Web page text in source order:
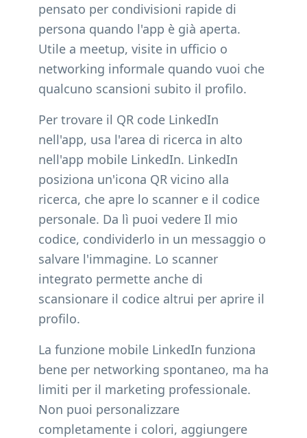
pensato per condivisioni rapide di
persona quando l'app è già aperta.
Utile a meetup, visite in ufficio o
networking informale quando vuoi che
qualcuno scansioni subito il profilo.
Per trovare il QR code LinkedIn
nell'app, usa l'area di ricerca in alto
nell'app mobile LinkedIn. LinkedIn
posiziona un'icona QR vicino alla
ricerca, che apre lo scanner e il codice
personale. Da lì puoi vedere Il mio
codice, condividerlo in un messaggio o
salvare l'immagine. Lo scanner
integrato permette anche di
scansionare il codice altrui per aprire il
profilo.
La funzione mobile LinkedIn funziona
bene per networking spontaneo, ma ha
limiti per il marketing professionale.
Non puoi personalizzare
completamente i colori, aggiungere